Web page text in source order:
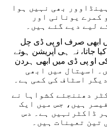
بھی نہیں ہوا
کمرے یونانی اور
لیے دیے گئے ہیں۔
ابھی صرف او پی ڈی چل
جاتا، نہ ہی آپریشن ہوتے
کی او پی ڈی میں ابھی ہردن
ہیں۔ اسپتال میں ابھی
اسٹاف کی کمی ہے۔
دھننجئے کشواہا نے
ہیں، جس میں ایک
ڈاکٹرنہیں ہے۔ دس
تین تعینات ہیں۔